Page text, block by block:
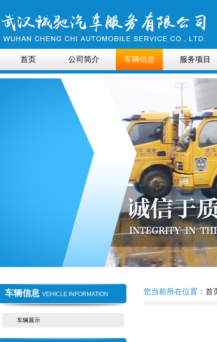
首页 公司简介 车辆信息 服务项目
车辆信息 VEHICLE INFORMATION
车辆展示
您当前所在位置： 首